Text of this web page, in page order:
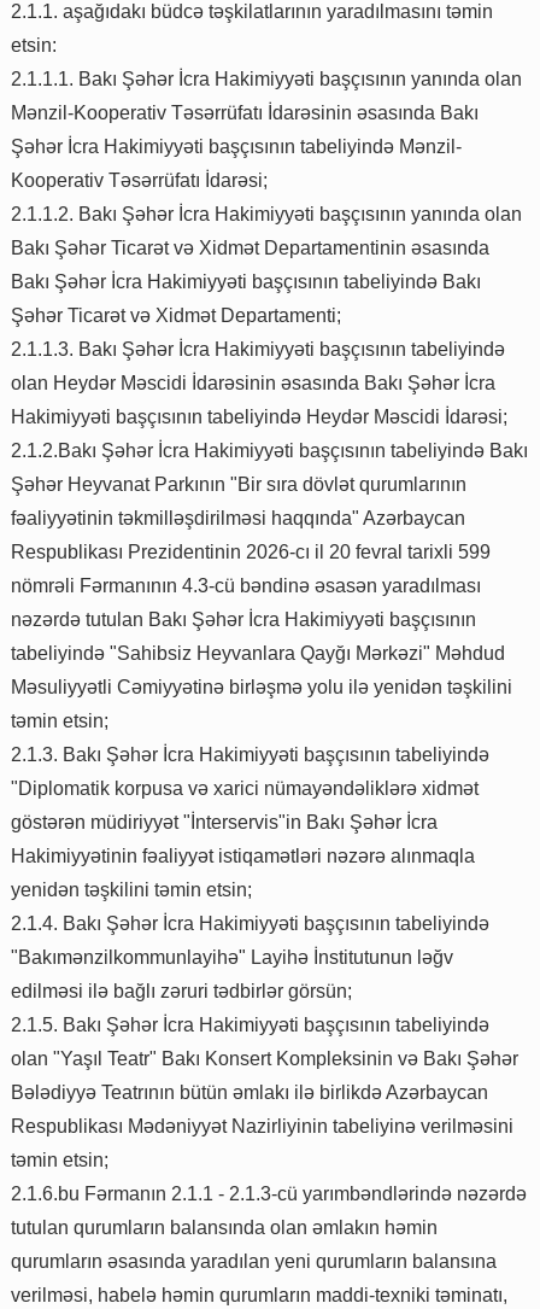
2.1.1. aşağıdakı büdcə təşkilatlarının yaradılmasını təmin
etsin:
2.1.1.1. Bakı Şəhər İcra Hakimiyyəti başçısının yanında olan
Mənzil-Kooperativ Təsərrüfatı İdarəsinin əsasında Bakı
Şəhər İcra Hakimiyyəti başçısının tabeliyində Mənzil-
Kooperativ Təsərrüfatı İdarəsi;
2.1.1.2. Bakı Şəhər İcra Hakimiyyəti başçısının yanında olan
Bakı Şəhər Ticarət və Xidmət Departamentinin əsasında
Bakı Şəhər İcra Hakimiyyəti başçısının tabeliyində Bakı
Şəhər Ticarət və Xidmət Departamenti;
2.1.1.3. Bakı Şəhər İcra Hakimiyyəti başçısının tabeliyində
olan Heydər Məscidi İdarəsinin əsasında Bakı Şəhər İcra
Hakimiyyəti başçısının tabeliyində Heydər Məscidi İdarəsi;
2.1.2.Bakı Şəhər İcra Hakimiyyəti başçısının tabeliyində Bakı
Şəhər Heyvanat Parkının "Bir sıra dövlət qurumlarının
fəaliyyətinin təkmilləşdirilməsi haqqında" Azərbaycan
Respublikası Prezidentinin 2026-cı il 20 fevral tarixli 599
nömrəli Fərmanının 4.3-cü bəndinə əsasən yaradılması
nəzərdə tutulan Bakı Şəhər İcra Hakimiyyəti başçısının
tabeliyində "Sahibsiz Heyvanlara Qayğı Mərkəzi" Məhdud
Məsuliyyətli Cəmiyyətinə birləşmə yolu ilə yenidən təşkilini
təmin etsin;
2.1.3. Bakı Şəhər İcra Hakimiyyəti başçısının tabeliyində
"Diplomatik korpusa və xarici nümayəndəliklərə xidmət
göstərən müdiriyyət "İnterservis"in Bakı Şəhər İcra
Hakimiyyətinin fəaliyyət istiqamətləri nəzərə alınmaqla
yenidən təşkilini təmin etsin;
2.1.4. Bakı Şəhər İcra Hakimiyyəti başçısının tabeliyində
"Bakımənzilkommunlayihə" Layihə İnstitutunun ləğv
edilməsi ilə bağlı zəruri tədbirlər görsün;
2.1.5. Bakı Şəhər İcra Hakimiyyəti başçısının tabeliyində
olan "Yaşıl Teatr" Bakı Konsert Kompleksinin və Bakı Şəhər
Bələdiyyə Teatrının bütün əmlakı ilə birlikdə Azərbaycan
Respublikası Mədəniyyət Nazirliyinin tabeliyinə verilməsini
təmin etsin;
2.1.6.bu Fərmanın 2.1.1 - 2.1.3-cü yarımbəndlərində nəzərdə
tutulan qurumların balansında olan əmlakın həmin
qurumların əsasında yaradılan yeni qurumların balansına
verilməsi, habelə həmin qurumların maddi-texniki təminatı,